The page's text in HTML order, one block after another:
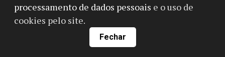
procrastinação fez com suas vidas. Sobre o que o Macaco
fez com elas.
E eu pensei: se o sistema do procrastinador
então o que está acontecendo? Por que essas pessoas
processamento de dados pessoais e o uso de
cookies pelo site.
Fechar